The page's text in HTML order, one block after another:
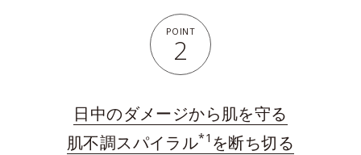
POINT
2
日中のダメージから肌を守る
肌不調スパイラル*1 を断ち切る